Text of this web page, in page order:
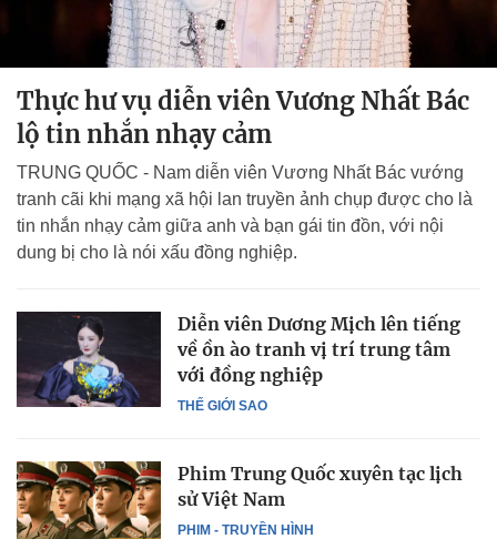
Thực hư vụ diễn viên Vương Nhất Bác
lộ tin nhắn nhạy cảm
TRUNG QUỐC - Nam diễn viên Vương Nhất Bác vướng
tranh cãi khi mạng xã hội lan truyền ảnh chụp được cho là
tin nhắn nhạy cảm giữa anh và bạn gái tin đồn, với nội
dung bị cho là nói xấu đồng nghiệp.
THẾ GIỚI SAO
Diễn viên Dương Mịch lên tiếng
về ồn ào tranh vị trí trung tâm
với đồng nghiệp
PHIM - TRUYỀN HÌNH
Phim Trung Quốc xuyên tạc lịch
sử Việt Nam